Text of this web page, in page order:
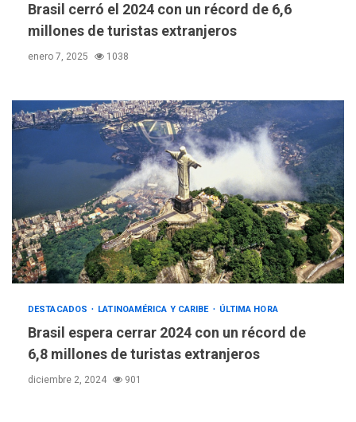
Brasil cerró el 2024 con un récord de 6,6
millones de turistas extranjeros
enero 7, 2025 1038
DESTACADOS LATINOAMÉRICA Y CARIBE ÚLTIMA HORA
Brasil espera cerrar 2024 con un récord de
6,8 millones de turistas extranjeros
diciembre 2, 2024 901